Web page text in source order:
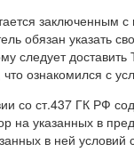
заключенным
обязан указать
следует
что ознакомился с
со ст.437 ГК РФ
на указанных в
в ней